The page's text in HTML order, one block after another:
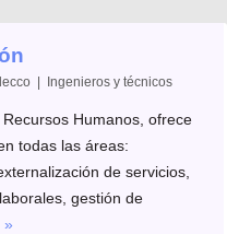
| Ingenieros y técnicos
Humanos, ofrece
todas las áreas:
de servicios,
gestión de
»